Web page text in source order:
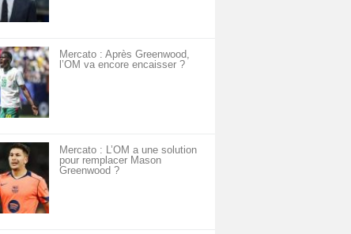
Mercato : Après Greenwood,
l’OM va encore encaisser ?
Mercato : L’OM a une solution
pour remplacer Mason
Greenwood ?